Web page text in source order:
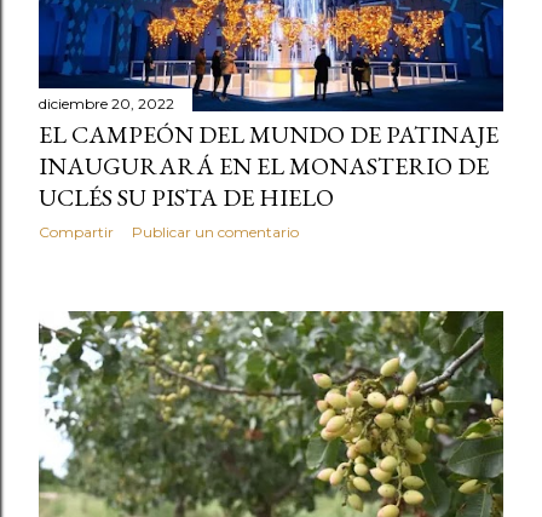
diciembre 20, 2022
EL CAMPEÓN DEL MUNDO DE PATINAJE
INAUGURARÁ EN EL MONASTERIO DE
UCLÉS SU PISTA DE HIELO
Compartir Publicar un comentario